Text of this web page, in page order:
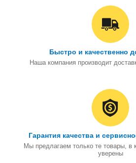
Быстро и качественно
Наша компания производит
Гарантия качества и
Мы предлагаем только те товары, в
уверены